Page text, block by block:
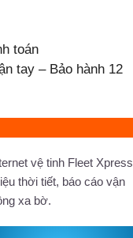
toán
tay – Bảo hành 12
vệ tinh Fleet Xpress
thời tiết, báo cáo vận
xa bờ.